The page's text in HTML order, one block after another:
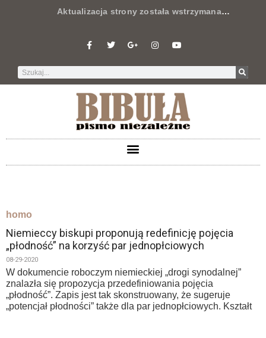
Aktualizacja strony została wstrzymana…
homo
Niemieccy biskupi proponują redefinicję pojęcia
„płodność” na korzyść par jednopłciowych
08-29-2020
W dokumencie roboczym niemieckiej „drogi synodalnej”
znalazła się propozycja przedefiniowania pojęcia
„płodność”. Zapis jest tak skonstruowany, że sugeruje
„potencjał płodności” także dla par jednopłciowych. Kształt